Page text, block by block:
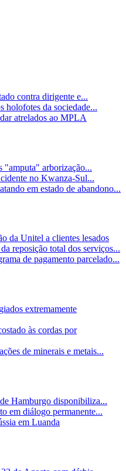
contra dirigente e...
holofotes da sociedade...
atrelados ao MPLA
"amputa" arborização...
no Kwanza-Sul...
em estado de abandono...
da Unitel a clientes lesados
reposição total dos serviços...
de pagamento parcelado...
extremamente
às cordas por
de minerais e metais...
Hamburgo disponibiliza...
em diálogo permanente...
em Luanda